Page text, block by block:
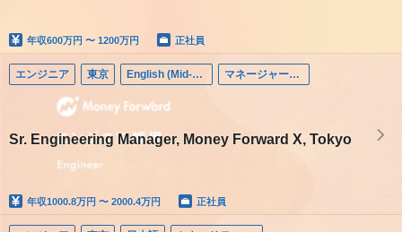
年収600万円 〜 1200万円 正社員
エンジニア 東京 English (Mid-career) マネージャー（エンジニア）
Sr. Engineering Manager, Money Forward X, Tokyo
年収1000.8万円 〜 2000.4万円 正社員